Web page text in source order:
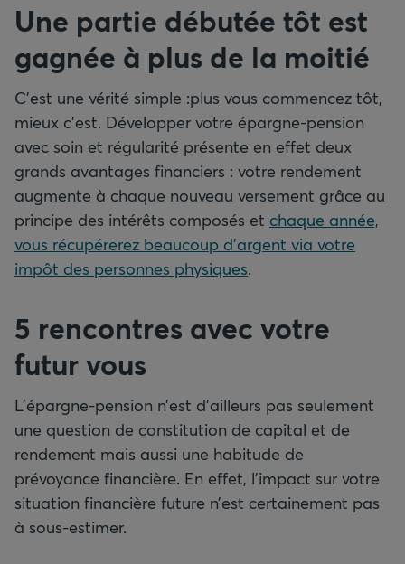
Une partie débutée tôt est
gagnée à plus de la moitié
C’est une vérité simple :plus vous commencez tôt,
mieux c’est. Développer votre épargne-pension
avec soin et régularité présente en effet deux
grands avantages financiers : votre rendement
augmente à chaque nouveau versement grâce au
principe des intérêts composés et chaque année,
vous récupérerez beaucoup d’argent via votre
impôt des personnes physiques.
5 rencontres avec votre
futur vous
L’épargne-pension n’est d’ailleurs pas seulement
une question de constitution de capital et de
rendement mais aussi une habitude de
prévoyance financière. En effet, l’impact sur votre
situation financière future n’est certainement pas
à sous-estimer.